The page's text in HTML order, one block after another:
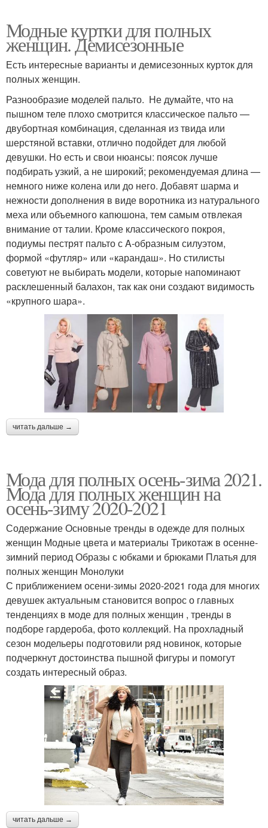
Модные куртки для полных
женщин. Демисезонные
Есть интересные варианты и демисезонных курток для
полных женщин.
Разнообразие моделей пальто. Не думайте, что на
пышном теле плохо смотрится классическое пальто —
двубортная комбинация, сделанная из твида или
шерстяной вставки, отлично подойдет для любой
девушки. Но есть и свои нюансы: поясок лучше
подбирать узкий, а не широкий; рекомендуемая длина —
немного ниже колена или до него. Добавят шарма и
нежности дополнения в виде воротника из натурального
меха или объемного капюшона, тем самым отвлекая
внимание от талии. Кроме классического покроя,
подиумы пестрят пальто с A-образным силуэтом,
формой «футляр» или «карандаш». Но стилисты
советуют не выбирать модели, которые напоминают
расклешенный балахон, так как они создают видимость
«крупного шара».
читать дальше →
Мода для полных осень-зима 2021.
Мода для полных женщин на
осень-зиму 2020-2021
Содержание Основные тренды в одежде для полных
женщин Модные цвета и материалы Трикотаж в осенне-
зимний период Образы с юбками и брюками Платья для
полных женщин Монолуки
С приближением осени-зимы 2020-2021 года для многих
девушек актуальным становится вопрос о главных
тенденциях в моде для полных женщин , тренды в
подборе гардероба, фото коллекций. На прохладный
сезон модельеры подготовили ряд новинок, которые
подчеркнут достоинства пышной фигуры и помогут
создать интересный образ.
читать дальше →